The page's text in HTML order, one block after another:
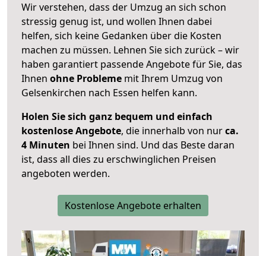
Wir verstehen, dass der Umzug an sich schon
stressig genug ist, und wollen Ihnen dabei
helfen, sich keine Gedanken über die Kosten
machen zu müssen. Lehnen Sie sich zurück – wir
haben garantiert passende Angebote für Sie, das
Ihnen ohne Probleme mit Ihrem Umzug von
Gelsenkirchen nach Essen helfen kann.
Holen Sie sich ganz bequem und einfach
kostenlose Angebote, die innerhalb von nurca.
4 Minuten bei Ihnen sind. Und das Beste daran
ist, dass all dies zu erschwinglichen Preisen
angeboten werden.
Kostenlose Angebote erhalten